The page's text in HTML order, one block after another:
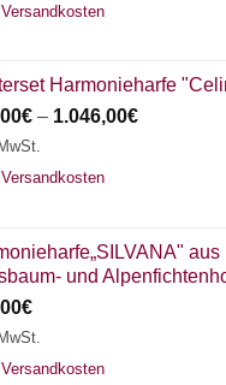
Versandkosten
Harmonieharfe
€ – 1.046,00€
Versandkosten
und
€
Versandkosten